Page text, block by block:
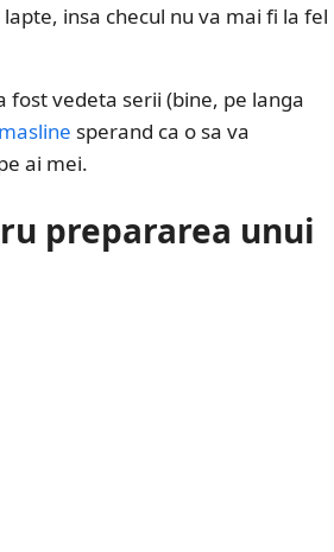
insa checul nu va mai fi la fel
fost vedeta serii (bine, pe langa
sperand ca o sa va
ai mei.
prepararea unui